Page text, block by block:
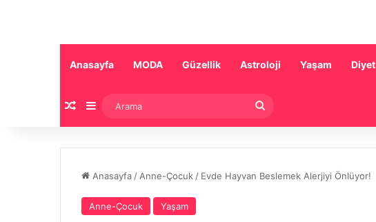
Anasayfa MODA Güzellik Astroloji Yaşam Diyet
Rastgele Makale
Kenar Bölmesi
Anasayfa / Anne-Çocuk / Evde Hayvan Beslemek Alerjiyi Önlüyor!
Anne-Çocuk Yaşam